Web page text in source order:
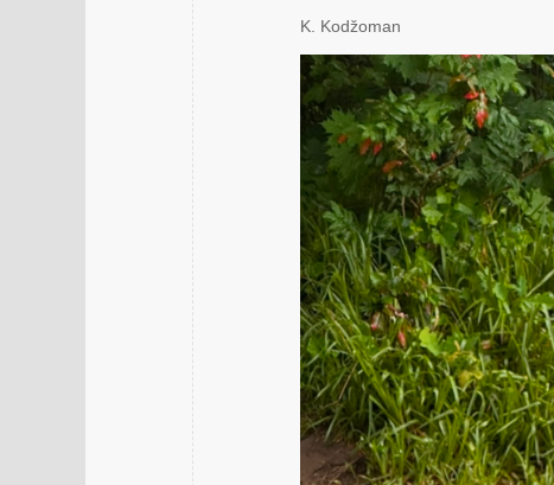
K. Kodžoman